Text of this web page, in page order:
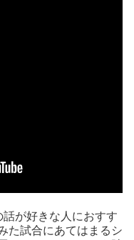
が好きな人におすす
た試合にあてはまるシ